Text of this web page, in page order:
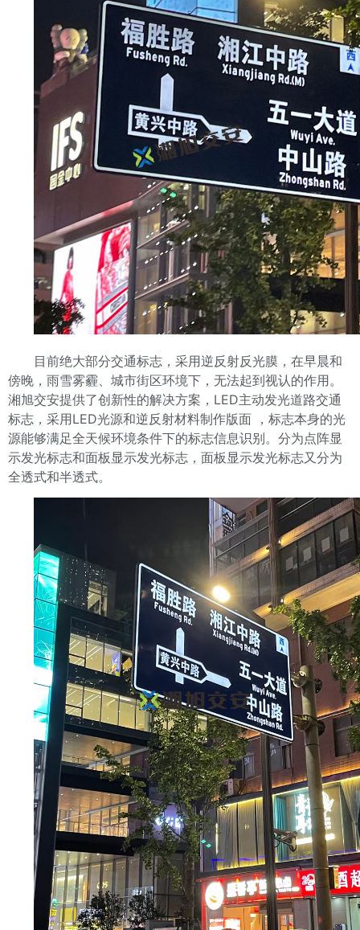
目前绝大部分交通标志，采用逆反射反光膜，在早晨和
傍晚，雨雪雾霾、城市街区环境下，无法起到视认的作用。
湘旭交安提供了创新性的解决方案，LED主动发光道路交通
标志，采用LED光源和逆反射材料制作版面 ，标志本身的光
源能够满足全天候环境条件下的标志信息识别。 分为点阵显
示发光标志和面板显示发光标志，面板显示发光标志又分为
全透式和半透式。